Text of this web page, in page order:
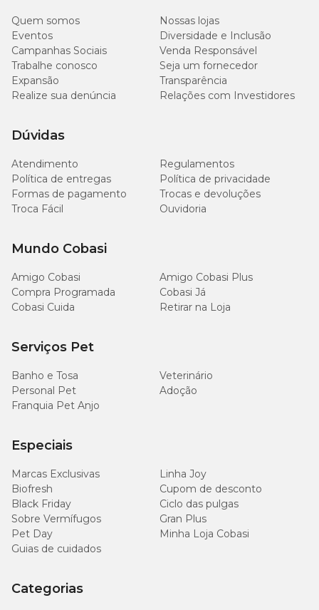
Indicação de Tamanhos
Tamanho Indicação
PP
pinscher /
poodle toy
/
como spitz
M
G
schnauzer
francês
GG
Quem somos
Nossas lojas
Eventos
Diversidade e Inclusão
Campanhas Sociais
Venda Responsável
Trabalhe conosco
Seja um fornecedor
Expansão
Transparência
Realize sua denúncia
Relações com Investidores
Dúvidas
Atendimento
Regulamentos
Política de entregas
Política de privacidade
Formas de pagamento
Trocas e devoluções
Troca Fácil
Ouvidoria
Mundo Cobasi
Amigo Cobasi
Amigo Cobasi Plus
Compra Programada
Cobasi Já
Cobasi Cuida
Retirar na Loja
Serviços Pet
Banho e Tosa
Veterinário
Personal Pet
Adoção
Franquia Pet Anjo
Especiais
Marcas Exclusivas
Linha Joy
Biofresh
Cupom de desconto
Black Friday
Ciclo das pulgas
Sobre Vermífugos
Gran Plus
Pet Day
Minha Loja Cobasi
Guias de cuidados
Categorias